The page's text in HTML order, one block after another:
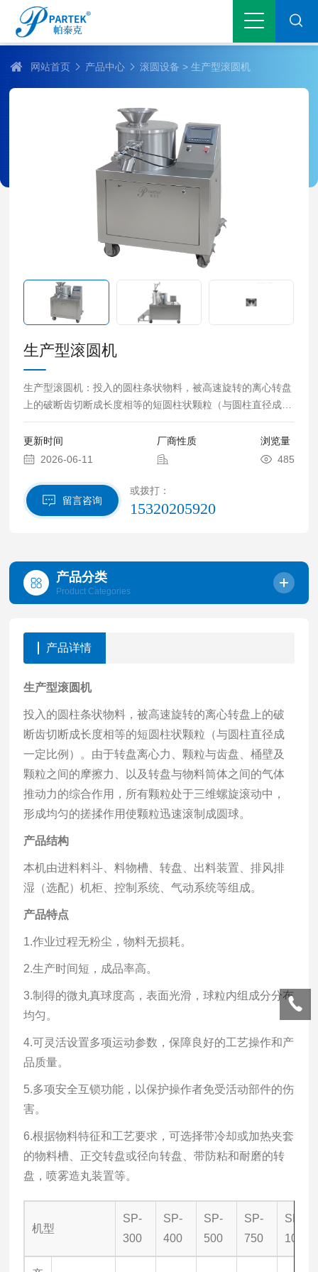
网站首页 产品中心 滚圆设备 > 生产型滚圆机
生产型滚圆机
生产型滚圆机：投入的圆柱条状物料，被高速旋转的离心转盘
上的破断齿切断成长度相等的短圆柱状颗粒（与圆柱直径成一
定比例）。
更新时间
2026-06-11
厂商性质
浏览量
485
留言咨询
或拨打：
15320205920
产品分类
Product Categories
产品详情
生产型滚圆机
投入的圆柱条状物料，被高速旋转的离心转盘上的破
断齿切断成长度相等的短圆柱状颗粒（与圆柱直径成
一定比例）。由于转盘离心力、颗粒与齿盘、桶壁及
颗粒之间的摩擦力、以及转盘与物料筒体之间的气体
推动力的综合作用，所有颗粒处于三维螺旋滚动中，
形成均匀的搓揉作用使颗粒迅速滚制成圆球。
产品结构
本机由进料料斗、料物槽、转盘、出料装置、排风排
湿（选配）机柜、控制系统、气动系统等组成。
产品特点
1.作业过程无粉尘，物料无损耗。
2.生产时间短，成品率高。
3.制得的微丸真球度高，表面光滑，球粒内组成分分布
均匀。
4.可灵活设置多项运动参数，保障良好的工艺操作和产
品质量。
5.多项安全互锁功能，以保护操作者免受活动部件的伤
害。
6.根据物料特征和工艺要求，可选择带冷却或加热夹套
的物料槽、 正交转盘或径向转盘、带防粘和耐磨的转
盘，喷雾造丸装置等。
机型
SP-
300
SP-
400
SP-
500
SP-
750
SP-
1000